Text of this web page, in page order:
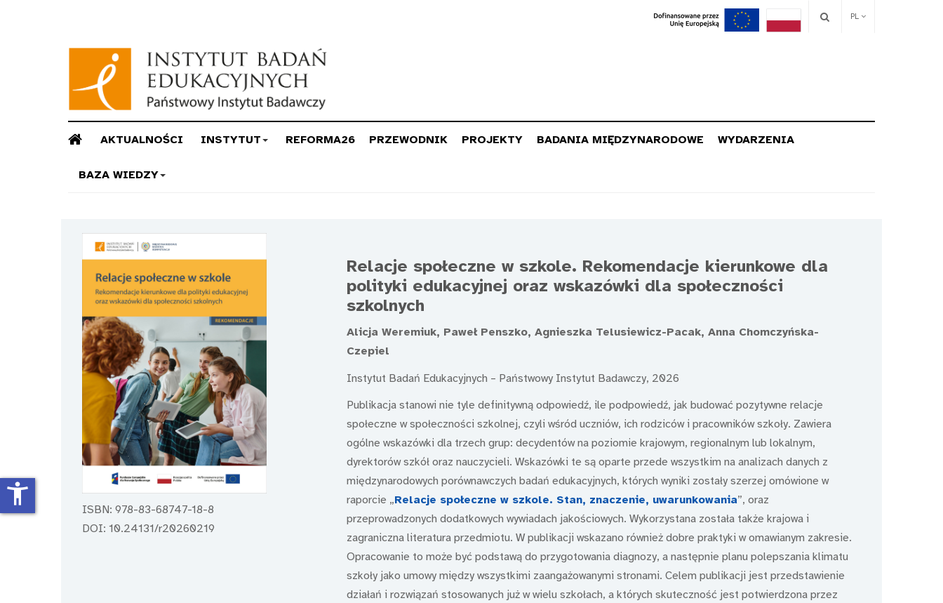
PL
AKTUALNOŚCI INSTYTUT REFORMA26 PRZEWODNIK PROJEKTY BADANIA MIĘDZYNARODOWE WYDARZENIA
BAZA WIEDZY
ISBN: 978-83-68747-18-8
DOI: 10.24131/r20260219
Relacje społeczne w szkole. Rekomendacje kierunkowe dla
polityki edukacyjnej oraz wskazówki dla społeczności
szkolnych
Alicja Weremiuk, Paweł Penszko, Agnieszka Telusiewicz-Pacak, Anna Chomczyńska-
Czepiel
Instytut Badań Edukacyjnych – Państwowy Instytut Badawczy, 2026
Publikacja stanowi nie tyle definitywną odpowiedź, ile podpowiedź, jak budować pozytywne relacje
społeczne w społeczności szkolnej, czyli wśród uczniów, ich rodziców i pracowników szkoły. Zawiera
ogólne wskazówki dla trzech grup: decydentów na poziomie krajowym, regionalnym lub lokalnym,
dyrektorów szkół oraz nauczycieli. Wskazówki te są oparte przede wszystkim na analizach danych z
międzynarodowych porównawczych badań edukacyjnych, których wyniki zostały szerzej omówione w
raporcie „Relacje społeczne w szkole. Stan, znaczenie, uwarunkowania”, oraz
przeprowadzonych dodatkowych wywiadach jakościowych. Wykorzystana została także krajowa i
zagraniczna literatura przedmiotu. W publikacji wskazano również dobre praktyki w omawianym zakresie.
Opracowanie to może być podstawą do przygotowania diagnozy, a następnie planu polepszania klimatu
szkoły jako umowy między wszystkimi zaangażowanymi stronami. Celem publikacji jest przedstawienie
działań i rozwiązań stosowanych już w wielu szkołach, a których skuteczność jest potwierdzona przez
accessibility_new